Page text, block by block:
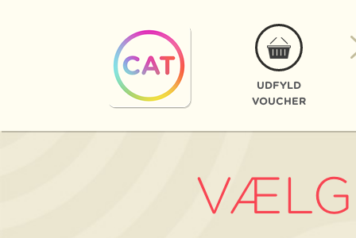
UDFYLD
VOUCHER